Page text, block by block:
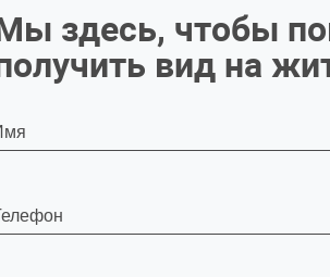
здесь, чтобы
вид на